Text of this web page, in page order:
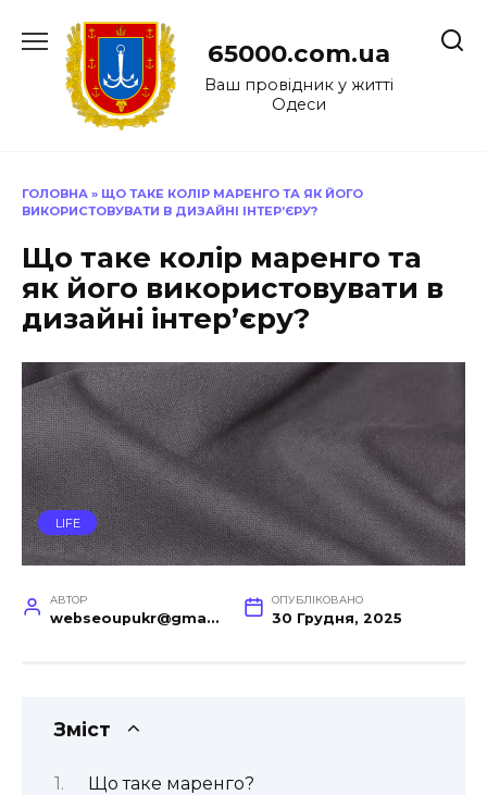
до
65000.com.ua
Ваш провідник у житті
Одеси
ГОЛОВНА » ЩО ТАКЕ КОЛІР МАРЕНГО ТА ЯК ЙОГО
ВИКОРИСТОВУВАТИ В ДИЗАЙНІ ІНТЕР’ЄРУ?
Що таке колір маренго та
як його використовувати в
дизайні інтер’єру?
LIFE
АВТОР
webseoupukr@gmail.com
ОПУБЛІКОВАНО
30 Грудня, 2025
Зміст
Що таке маренго?